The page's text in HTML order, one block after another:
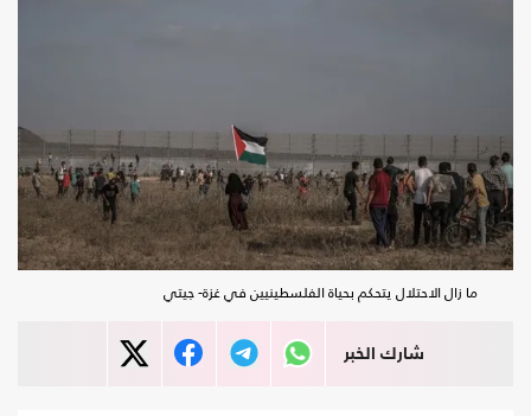
ما زال الاحتلال يتحكم بحياة الفلسطينيين في غزة- جيتي
شارك الخبر